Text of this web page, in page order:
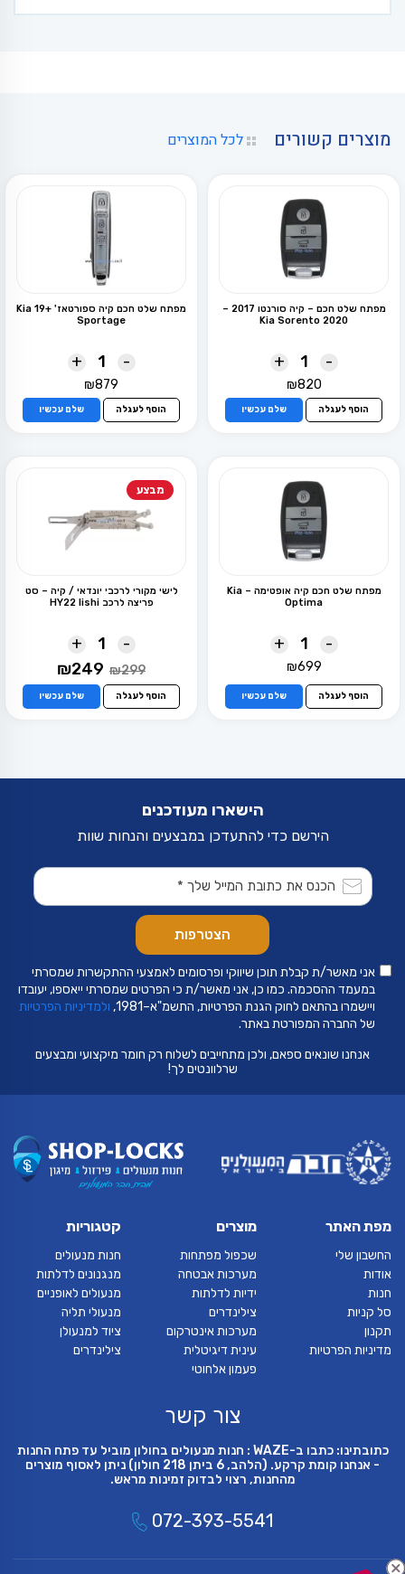
מוצרים קשורים לכל המוצרים
מפתח שלט חכם – קיה סורנטו 2017 –
2020 Kia Sorento
-
+
₪820
הוסף לעגלה שלם עכשיו
מפתח שלט חכם קיה ספורטאז' +19 Kia
Sportage
-
+
₪879
הוסף לעגלה שלם עכשיו
מפתח שלט חכם קיה אופטימה – Kia
Optima
-
+
₪699
הוסף לעגלה שלם עכשיו
מבצע
לישי מקורי לרכבי יונדאי / קיה – סט
פריצה לרכב HY22 lishi
-
+
₪299
המחיר
₪299.
₪249
הוא:
₪249.
הוסף לעגלה שלם עכשיו
הישארו מעודכנים
הירשם כדי להתעדכן במבצעים והנחות שוות
אני מאשר/ת קבלת תוכן שיווקי ופרסומים לאמצעי ההתקשרות שמסרתי
במעמד ההסכמה. כמו כן, אני מאשר/ת כי הפרטים שמסרתי ייאספו, יעובדו
ויישמרו בהתאם לחוק הגנת הפרטיות, התשמ"א–1981,
ולמדיניות הפרטיות
של החברה המפורטת באתר.
אנחנו שונאים ספאם, ולכן מתחייבים לשלוח רק חומר מיקצועי ומבצעים
שרלוונטים לך!
מפת האתר
החשבון שלי
אודות
חנות
סל קניות
תקנון
מדיניות הפרטיות
מוצרים
שכפול מפתחות
מערכות אבטחה
ידיות לדלתות
צילינדרים
מערכות אינטרקום
עינית דיגיטלית
פעמון אלחוטי
קטגוריות
חנות מנעולים
מנגנונים לדלתות
מנעולים לאופניים
מנעולי תליה
ציוד למנעולן
צילינדרים
צור קשר
כתובתינו: כתבו ב-WAZE : חנות מנעולים בחולון מוביל עד פתח החנות
- אנחנו קומת קרקע. (הלהב, 6 ביתן 218 חולון) ניתן לאסוף מוצרים
מהחנות, רצוי לבדוק זמינות מראש.
072-393-5541